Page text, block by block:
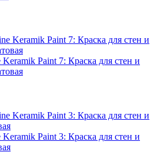
Paint 7: Краска для стен и
Paint 3: Краска для стен и